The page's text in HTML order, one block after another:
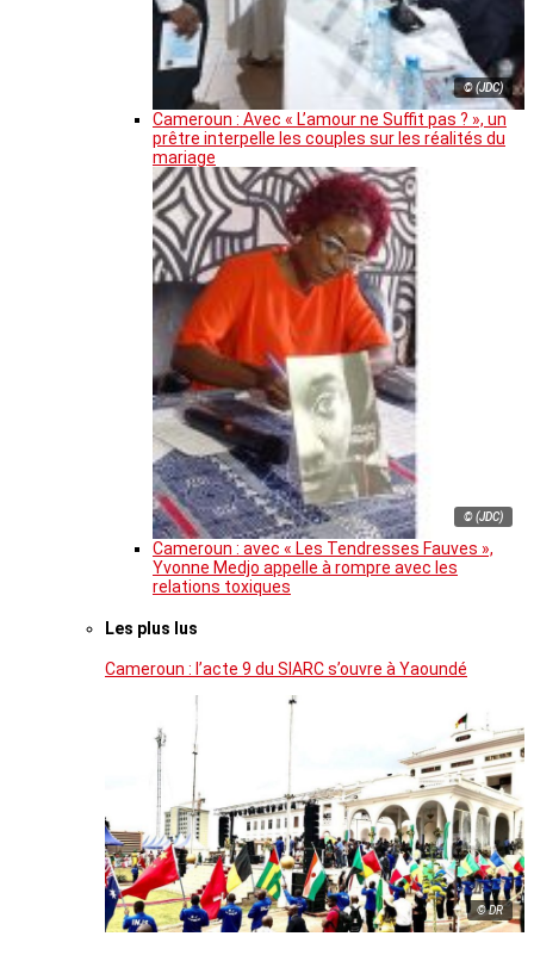
© (JDC)
Cameroun : Avec « L’amour ne Suffit pas ? », un
prêtre interpelle les couples sur les réalités du
mariage
© (JDC)
Cameroun : avec « Les Tendresses Fauves »,
Yvonne Medjo appelle à rompre avec les
relations toxiques
Les plus lus
Cameroun : l’acte 9 du SIARC s’ouvre à Yaoundé
© DR